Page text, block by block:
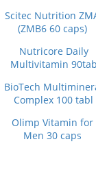
Scitec Nutrition
(ZMB6 60 caps)
Nutricore Daily
Multivitamin 90tab
BioTech
Complex 100 tabl
Olimp Vitamin for
Men 30 caps